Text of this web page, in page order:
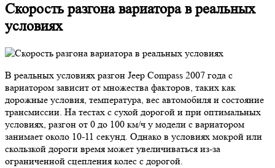
Скорость разгона вариатора в реальных
условиях
В реальных условиях разгон Jeep Compass 2007 года с
вариатором зависит от множества факторов, таких как
дорожные условия, температура, вес автомобиля и состояние
трансмиссии. На тестах с сухой дорогой и при оптимальных
условиях, разгон от 0 до 100 км/ч у модели с вариатором
занимает около 10-11 секунд. Однако в условиях мокрой или
скользкой дороги время может увеличиваться из-за
ограниченной сцепления колес с дорогой.